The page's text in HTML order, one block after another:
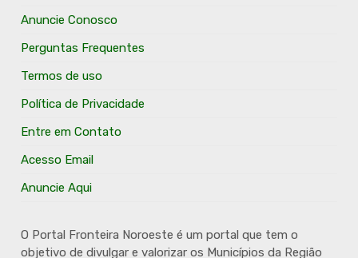
Anuncie Conosco
Perguntas Frequentes
Termos de uso
Política de Privacidade
Entre em Contato
Acesso Email
Anuncie Aqui
O Portal Fronteira Noroeste é um portal que tem o
objetivo de divulgar e valorizar os Municípios da Região